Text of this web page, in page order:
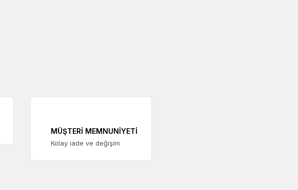
MÜŞTERİ MEMNUNİYETİ
Kolay iade ve değişim